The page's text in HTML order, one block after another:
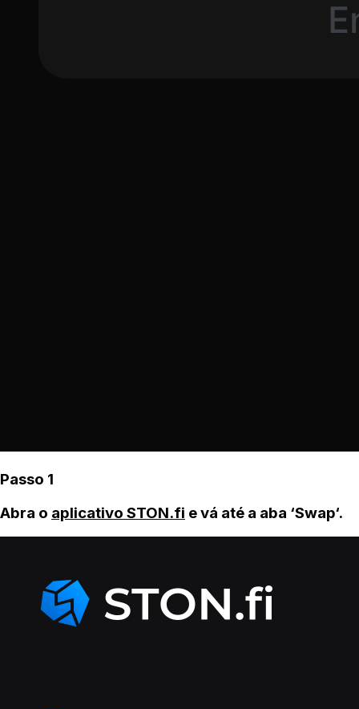
Passo 1
Abra o aplicativo STON.fi e vá até a aba ‘Swap‘.